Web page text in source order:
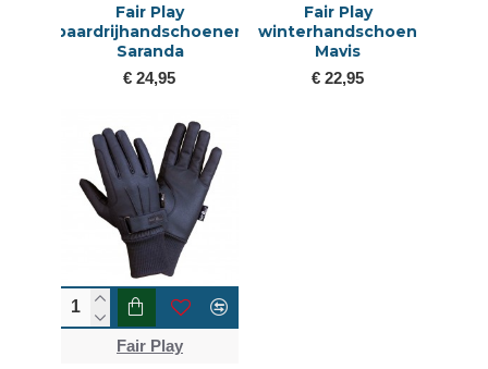
Fair Play
paardrijhandschoenen
Saranda
€ 24,95
Fair Play
winterhandschoen
Mavis
€ 22,95
Fair Play